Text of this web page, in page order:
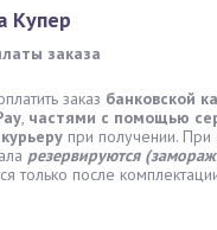
Купер
заказа
заказ банковской
, частями с помощью
при получении. При
резервируются
только после